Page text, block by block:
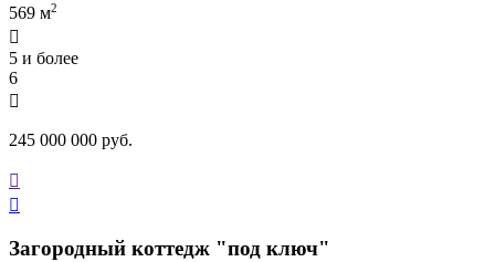
569 м2

5 и более
6

245 000 000 руб.


Загородный коттедж "под ключ"